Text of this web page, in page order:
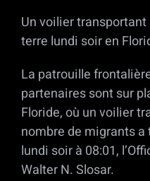
Un voilier
terre lundi soir en
La patrouille
partenaires sont sur
Floride, où un voilier
nombre de migrants a
lundi soir à 08:01,
Walter N. Slosar.